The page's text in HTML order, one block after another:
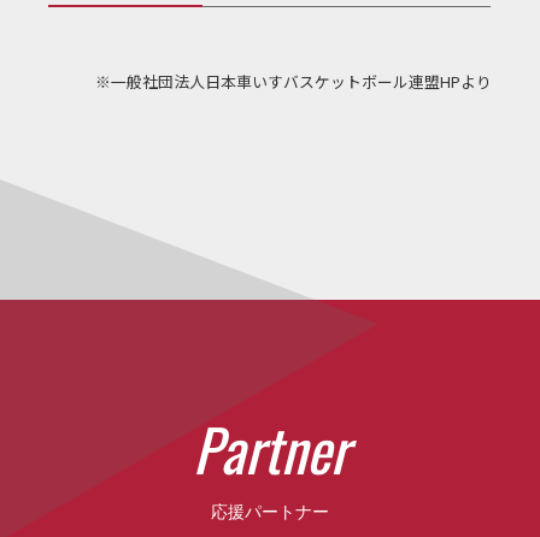
※一般社団法人日本車いすバスケットボール連盟HPより
Partner
応援パートナー